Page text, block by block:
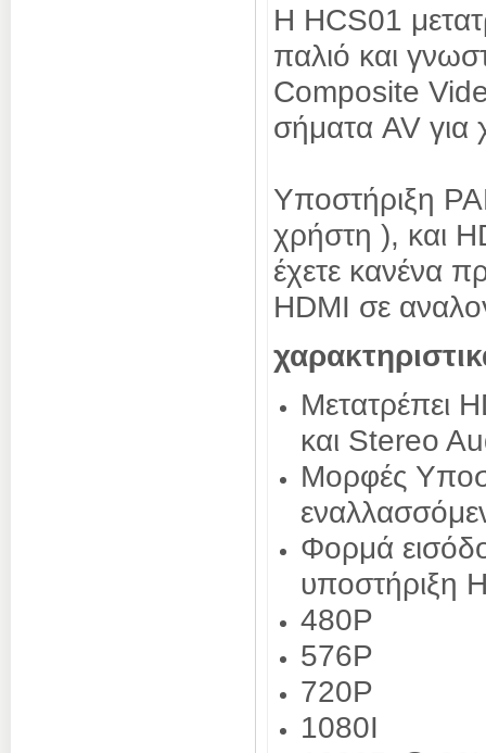
Η HCS01
παλιό και
Composite
σήματα AV για
Υποστήριξη
χρήστη ), και
έχετε κανένα
HDMI σε
Μετατρέπει
και Stereo
Μορφές
Φορμά
υποστήριξη
480P
576P
720P
1080I